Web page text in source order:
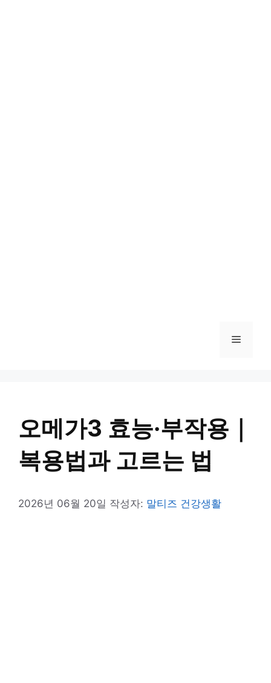
메
오메가3 효능·부작용｜
복용법과 고르는 법
2026년 06월 20일 작성자: 말티즈 건강생활